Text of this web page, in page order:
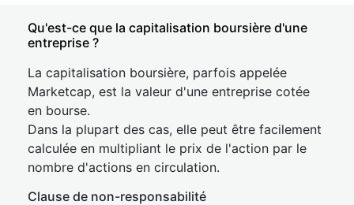
Qu'est-ce que la capitalisation boursière d'une
entreprise ?
La capitalisation boursière, parfois appelée
Marketcap, est la valeur d'une entreprise cotée
en bourse.
Dans la plupart des cas, elle peut être facilement
calculée en multipliant le prix de l'action par le
nombre d'actions en circulation.
Clause de non-responsabilité